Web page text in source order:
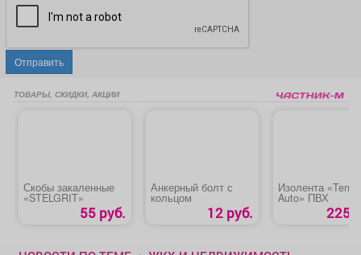
Отправить
ТОВАРЫ, СКИДКИ, АКЦИИ
Скобы закаленные
«STELGRIT»
55 руб.
Анкерный болт с
кольцом
12 руб.
Изолента
Auto» ПВХ
225